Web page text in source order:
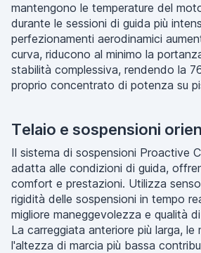
mantengono le temperature del
durante le sessioni di guida più
perfezionamenti aerodinamici
curva, riducono al minimo la
stabilità complessiva, rendendo la
proprio concentrato di potenza su
Telaio e sospensioni
Il sistema di sospensioni Proactive
adatta alle condizioni di guida,
comfort e prestazioni. Utilizza
rigidità delle sospensioni in tempo
migliore maneggevolezza e qualità
La carreggiata anteriore più larga, le
l'altezza di marcia più bassa